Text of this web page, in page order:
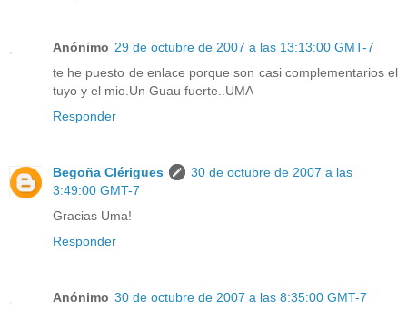
Anónimo 29 de octubre de 2007 a las 13:13:00 GMT-7
te he puesto de enlace porque son casi complementarios el
tuyo y el mio.Un Guau fuerte..UMA
Responder
Begoña Clérigues
30 de octubre de 2007 a las
3:49:00 GMT-7
Gracias Uma!
Responder
Anónimo 30 de octubre de 2007 a las 8:35:00 GMT-7